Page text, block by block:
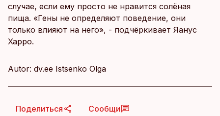
случае, если ему просто не нравится солёная
пища. «Гены не определяют поведение, они
только влияют на него», - подчёркивает Яанус
Харро.
Autor: dv.ee Istsenko Olga
Поделиться Сообщи